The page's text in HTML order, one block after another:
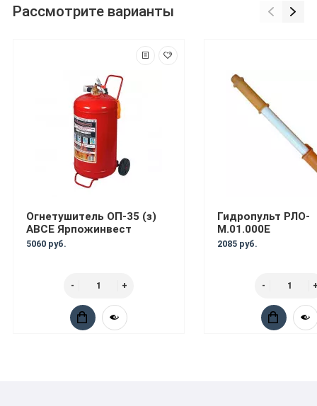
Рассмотрите варианты
Огнетушитель ОП-35 (з)
АВСЕ Ярпожинвест
5060 руб.
Гидропульт РЛО-
М.01.000Е
2085 руб.